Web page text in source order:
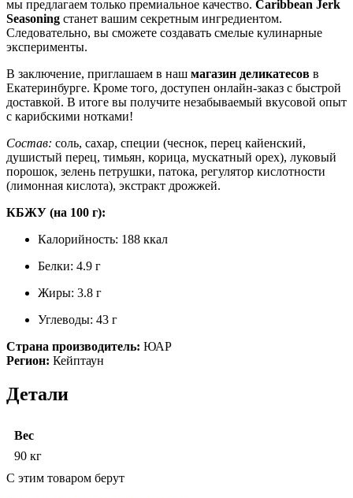
мы предлагаем только премиальное качество. Caribbean Jerk
Seasoning станет вашим секретным ингредиентом.
Следовательно, вы сможете создавать смелые кулинарные
эксперименты.
В заключение, приглашаем в наш магазин деликатесов в
Екатеринбурге. Кроме того, доступен онлайн-заказ с быстрой
доставкой. В итоге вы получите незабываемый вкусовой опыт
с карибскими нотками!
Состав: соль, сахар, специи (чеснок, перец кайенский,
душистый перец, тимьян, корица, мускатный орех), луковый
порошок, зелень петрушки, патока, регулятор кислотности
(лимонная кислота), экстракт дрожжей.
КБЖУ (на 100 г):
Калорийность: 188 ккал
Белки: 4.9 г
Жиры: 3.8 г
Углеводы: 43 г
Страна производитель: ЮАР
Регион: Кейптаун
Детали
Вес
90 кг
С этим товаром берут